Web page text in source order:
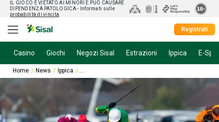
IL GIOCO È VIETATO AI MINORI E PUÒ CAUSARE
DIPENDENZA PATOLOGICA - Informati sulle
probabilità di vincita
Registrati
Casino Giochi Negozi Sisal Estrazioni Ippica E-
Home News Ippica I pronostici di galoppo Newmarket di sabato 30